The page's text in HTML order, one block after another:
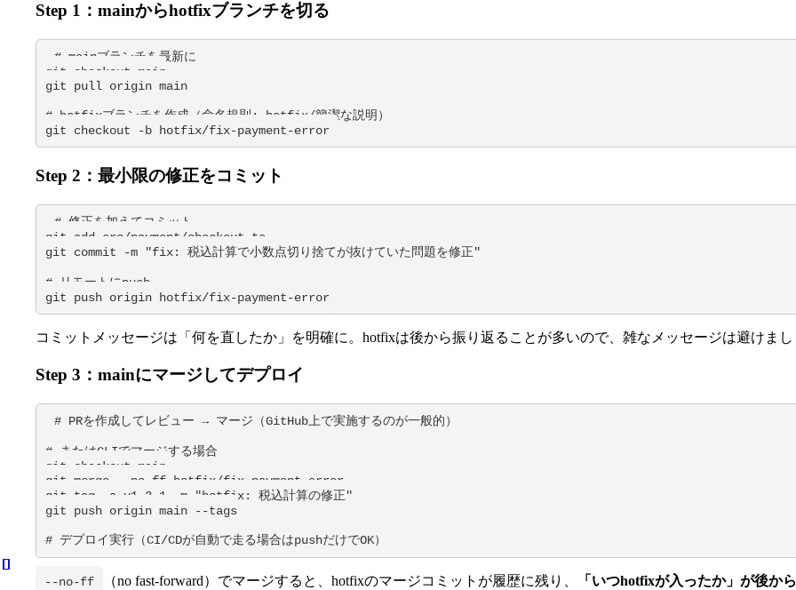
Step 1：mainからhotfixブランチを切る
# mainブランチを最新に
git checkout main
git pull origin main
# hotfixブランチを作成（命名規則: hotfix/簡潔な説明）
git checkout -b hotfix/fix-payment-error
Step 2：最小限の修正をコミット
# 修正を加えてコミット
git add src/payment/checkout.ts
git commit -m "fix: 税込計算で小数点切り捨てが抜けていた問題を修正"
# リモートにpush
git push origin hotfix/fix-payment-error
コミットメッセージは「何を直したか」を明確に。hotfixは後から振り返ることが多いので、雑なメッセージは避けま
Step 3：mainにマージしてデプロイ
# PRを作成してレビュー → マージ（GitHub上で実施するのが一般的）
# またはCLIでマージする場合
git checkout main
git merge --no-ff hotfix/fix-payment-error
git tag -a v1.2.1 -m "hotfix: 税込計算の修正"
git push origin main --tags
# デプロイ実行（CI/CDが自動で走る場合はpushだけでOK）
--no-ff （no fast-forward）でマージすると、hotfixのマージコミットが履歴に残り、
「いつhotfixが入ったか」が後か